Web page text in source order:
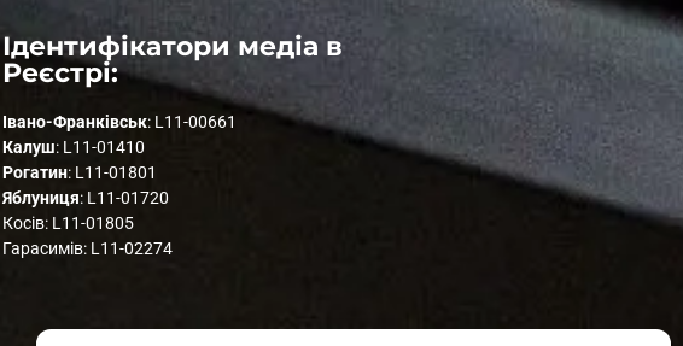
Ідентифікатори медіа в
Реєстрі:
Івано-Франківськ: L11-00661
Калуш: L11-01410
Рогатин: L11-01801
Яблуниця: L11-01720
Косів: L11-01805
Гарасимів: L11-02274